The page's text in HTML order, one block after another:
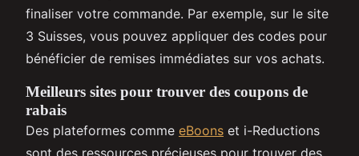
finaliser votre commande. Par exemple, sur le site
3 Suisses, vous pouvez appliquer des codes pour
bénéficier de remises immédiates sur vos achats.
Meilleurs sites pour trouver des coupons de
rabais
Des plateformes comme eBoons et i-Reductions
sont des ressources précieuses pour trouver des